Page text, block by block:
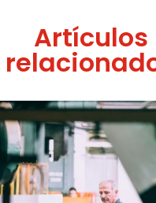
Artículos